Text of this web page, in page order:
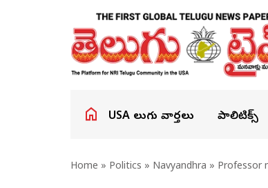
USA తెలుగు వార్తలు పాలిటిక్స్
Home » Politics » Navyandhra » Professor